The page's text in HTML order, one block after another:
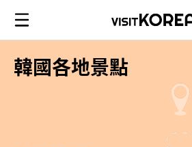
韓國各地景點